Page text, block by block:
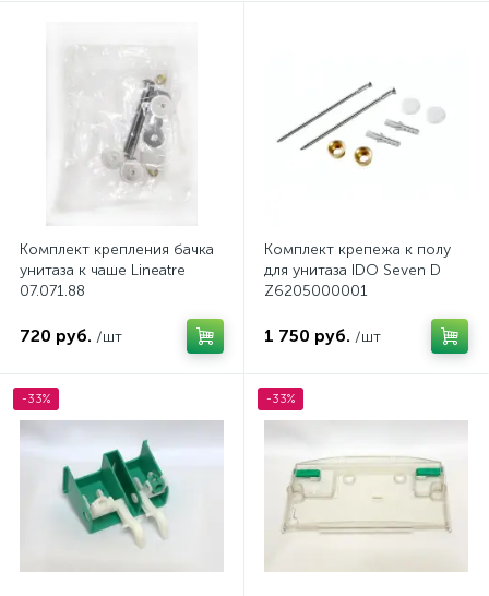
Комплект крепления бачка
унитаза к чаше Lineatre
07.071.88
720 руб. /шт
Комплект крепежа к полу
для унитаза IDO Seven D
Z6205000001
1 750 руб. /шт
-33% -33%